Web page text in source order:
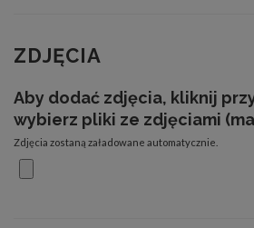
ZDJĘCIA
Aby dodać zdjęcia, kliknij
wybierz pliki ze zdjęciami
Zdjęcia zostaną załadowane automatycznie.